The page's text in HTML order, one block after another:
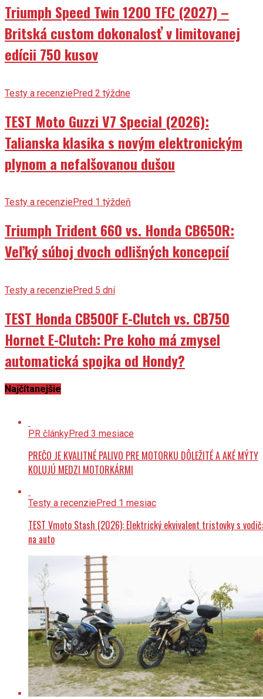
Triumph Speed Twin 1200 TFC (2027) –
Britská custom dokonalosť v limitovanej
edícii 750 kusov
Testy a recenziePred 2 týždne
TEST Moto Guzzi V7 Special (2026):
Talianska klasika s novým elektronickým
plynom a nefalšovanou dušou
Testy a recenziePred 1 týždeň
Triumph Trident 660 vs. Honda CB650R:
Veľký súboj dvoch odlišných koncepcií
Testy a recenziePred 5 dní
TEST Honda CB500F E-Clutch vs. CB750
Hornet E-Clutch: Pre koho má zmysel
automatická spojka od Hondy?
Najčítanejšie
PR článkyPred 3 mesiace
PREČO JE KVALITNÉ PALIVO PRE MOTORKU DÔLEŽITÉ A AKÉ MÝTY
KOLUJÚ MEDZI MOTORKÁRMI
Testy a recenziePred 1 mesiac
TEST Vmoto Stash (2026): Elektrický ekvivalent tristovky s
na auto